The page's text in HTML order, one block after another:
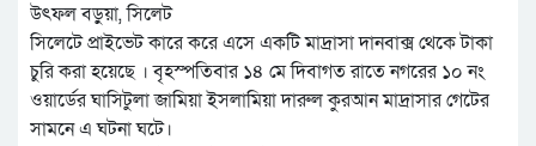
উৎফল বড়ুয়া, সিলেট
সিলেটে প্রাইভেট কারে করে এসে একটি মাদ্রাসা দানবাক্স থেকে টাকা
চুরি করা হয়েছে । বৃহস্পতিবার ১৪ মে দিবাগত রাতে নগরের ১০ নং
ওয়ার্ডের ঘাসিটুলা জামিয়া ইসলামিয়া দারুল কুরআন মাদ্রাসার গেটের
সামনে এ ঘটনা ঘটে।